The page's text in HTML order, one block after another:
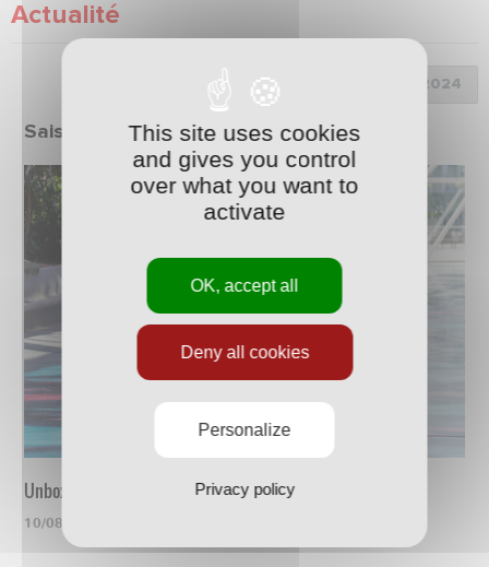
Actualité
Choix de la saison :
Saison 2023/2024
Unboxing du nouveau maillot
10/08/2023
This site uses cookies
and gives you control
over what you want to
activate
OK, accept all
Deny all cookies
Personalize
Privacy policy